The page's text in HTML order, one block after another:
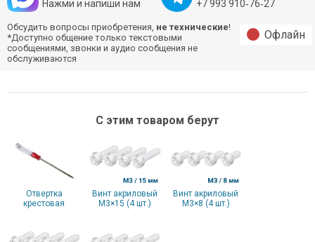
Нажми и напиши нам +7 993 910‑76‑27
Обсудить вопросы приобретения, не технические!
*Доступно общение только текстовыми
сообщениями, звонки и аудио сообщения не
обслуживаются
Офлайн
С этим товаром берут
Отвертка
крестовая
Винт акриловый
М3×15 (4 шт.)
Винт акриловый
М3×8 (4 шт.)